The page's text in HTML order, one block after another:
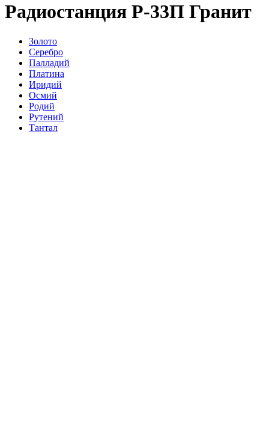
Радиостанция Р-33П Гранит
Золото
Серебро
Палладий
Платина
Иридий
Осмий
Родий
Рутений
Тантал